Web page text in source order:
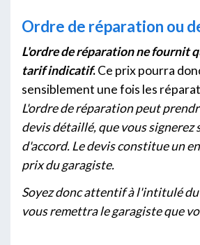
Ordre de réparation ou
L'ordre de réparation ne fournit
tarif indicatif.Ce prix pourra
sensiblement une fois les
L'ordre de réparation peut
devis détaillé, que vous signerez
d'accord. Le devis constitue un
prix du garagiste.
Soyez donc attentif à l'intitulé
vous remettra le garagiste que